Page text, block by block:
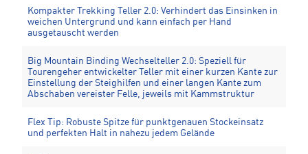
Kompakter Trekking Teller 2.0: Verhindert das Einsinken in
weichen Untergrund und kann einfach per Hand
ausgetauscht werden
Big Mountain Binding Wechselteller 2.0: Speziell für
Tourengeher entwickelter Teller mit einer kurzen Kante zur
Einstellung der Steighilfen und einer langen Kante zum
Abschaben vereister Felle, jeweils mit Kammstruktur
Flex Tip: Robuste Spitze für punktgenauen Stockeinsatz
und perfekten Halt in nahezu jedem Gelände